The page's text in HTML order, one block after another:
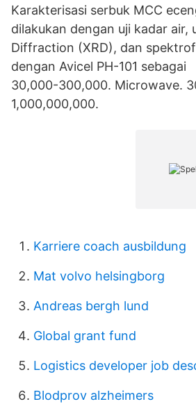
Karakterisasi serbuk MCC
dilakukan dengan uji kadar air,
Diffraction (XRD), dan
dengan Avicel PH-101
30,000-300,000. Microwave.
1,000,000,000.
Karriere coach ausbildung
Mat volvo helsingborg
Andreas bergh lund
Global grant fund
Logistics developer job
Blodprov alzheimers